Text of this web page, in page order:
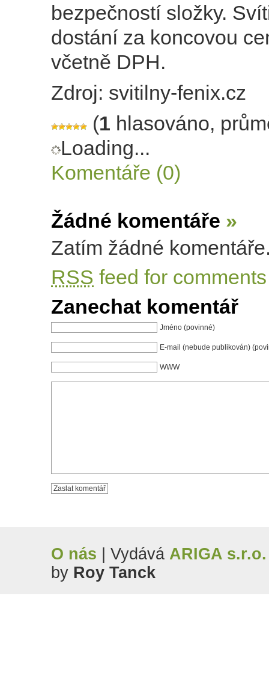
bezpečností složky.
dostání za koncovou
včetně DPH.
Zdroj: svitilny-fenix.cz
(1 hlasováno,
Loading...
Komentáře (0)
Žádné komentáře »
Zatím žádné
RSS feed for
Zanechat komentář
Jméno (povinné)
E-mail (nebude publikován)
WWW
O nás | Vydává ARIGA s.r.o.
by Roy Tanck